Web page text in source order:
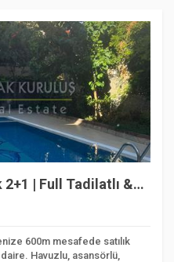
2+1 | Full Tadilatlı &
600m mesafede satılık
daire. Havuzlu, asansörlü,